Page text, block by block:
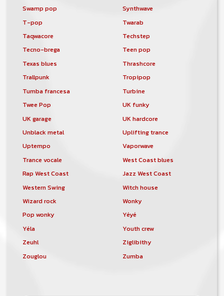
Swamp pop
Synthwave
T-pop
Twarab
Taqwacore
Techstep
Tecno-brega
Teen pop
Texas blues
Thrashcore
Trallpunk
Tropipop
Tumba francesa
Turbine
Twee Pop
UK funky
UK garage
UK hardcore
Unblack metal
Uplifting trance
Uptempo
Vaporwave
Trance vocale
West Coast blues
Rap West Coast
Jazz West Coast
Western Swing
Witch house
Wizard rock
Wonky
Pop wonky
Yéyé
Yéla
Youth crew
Zeuhl
Ziglibithy
Zouglou
Zumba